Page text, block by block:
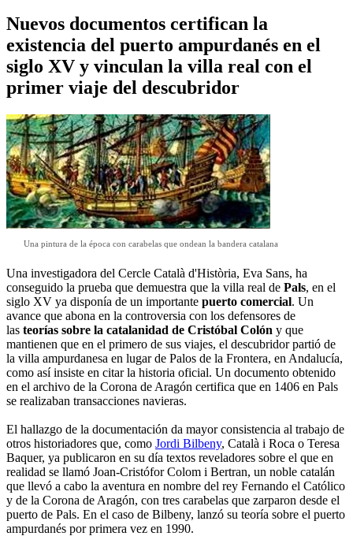
Nuevos documentos certifican la
existencia del puerto ampurdanés en el
siglo XV y vinculan la villa real con el
primer viaje del descubridor
Una pintura de la época con carabelas que ondean la bandera catalana
Una investigadora del Cercle Català d'Història, Eva Sans, ha
conseguido la prueba que demuestra que la villa real de Pals, en el
siglo XV ya disponía de un importante puerto comercial. Un
avance que abona en la controversia con los defensores de
las teorías sobre la catalanidad de Cristóbal Colón y que
mantienen que en el primero de sus viajes, el descubridor partió de
la villa ampurdanesa en lugar de Palos de la Frontera, en Andalucía,
como así insiste en citar la historia oficial. Un documento obtenido
en el archivo de la Corona de Aragón certifica que en 1406 en Pals
se realizaban transacciones navieras.
El hallazgo de la documentación da mayor consistencia al trabajo de
otros historiadores que, como Jordi Bilbeny, Català i Roca o Teresa
Baquer, ya publicaron en su día textos reveladores sobre el que en
realidad se llamó Joan-Cristófor Colom i Bertran, un noble catalán
que llevó a cabo la aventura en nombre del rey Fernando el Católico
y de la Corona de Aragón, con tres carabelas que zarparon desde el
puerto de Pals. En el caso de Bilbeny, lanzó su teoría sobre el puerto
ampurdanés por primera vez en 1990.